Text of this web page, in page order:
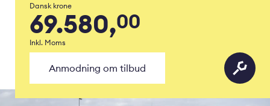
Dansk krone
69.580,00
Inkl. Moms
Anmodning om tilbud